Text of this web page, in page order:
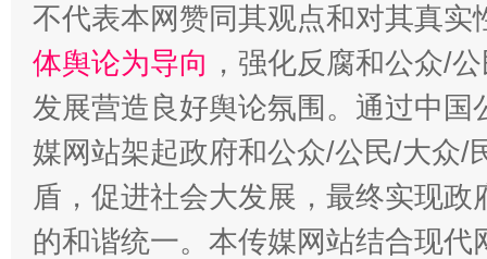
不代表本网赞同其观点和对其真实
体舆论为导向 ，强化反腐和公众/
发展营造良好舆论氛围。通过中
媒网站架起政府和公众/公民/大众/
盾，促进社会大发展，最终实现
的和谐统一。本传媒网站结合现